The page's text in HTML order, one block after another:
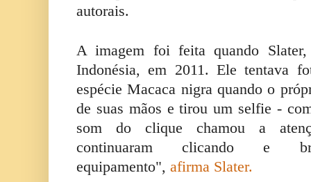
autorais.
A imagem foi feita quando
Indonésia, em 2011. Ele tentava
espécie Macaca nigra quando o
de suas mãos e tirou um selfie -
som do clique chamou a
continuaram clicando e
equipamento", afirma Slater.